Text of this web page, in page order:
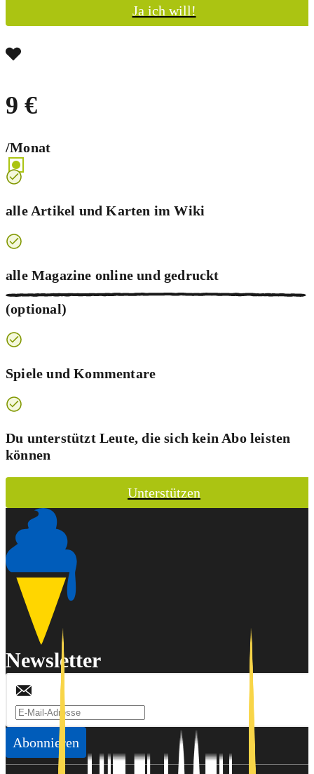
Ja ich will!
9 €
/Monat
alle Artikel und Karten im Wiki
alle Magazine online und gedruckt
(optional)
Spiele und Kommentare
Du unterstützt Leute, die sich kein Abo leisten
können
Unterstützen
Newsletter
Abonnieren